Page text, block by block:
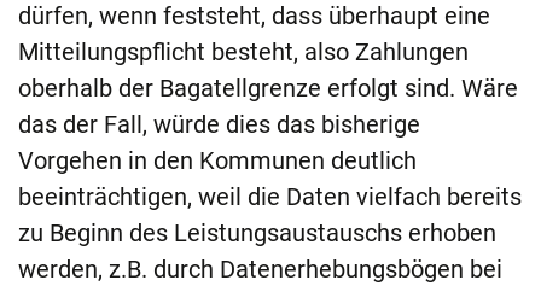
dürfen, wenn feststeht, dass überhaupt eine
Mitteilungspflicht besteht, also Zahlungen
oberhalb der Bagatellgrenze erfolgt sind. Wäre
das der Fall, würde dies das bisherige
Vorgehen in den Kommunen deutlich
beeinträchtigen, weil die Daten vielfach bereits
zu Beginn des Leistungsaustauschs erhoben
werden, z.B. durch Datenerhebungsbögen bei